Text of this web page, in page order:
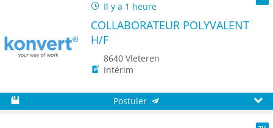
Il y a 1 heure
COLLABORATEUR POLYVALENT
H/F
8640 Vleteren
Intérim
Postuler